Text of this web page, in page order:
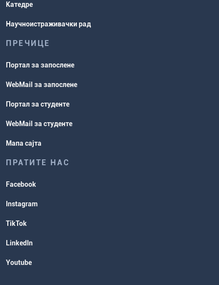
Катедре
Научноистраживачки рад
ПРЕЧИЦЕ
Портал за запослене
WebMail за запослене
Портал за студенте
WebMail за студенте
Мапа сајта
ПРАТИТЕ НАС
Facebook
Instagram
TikTok
LinkedIn
Youtube